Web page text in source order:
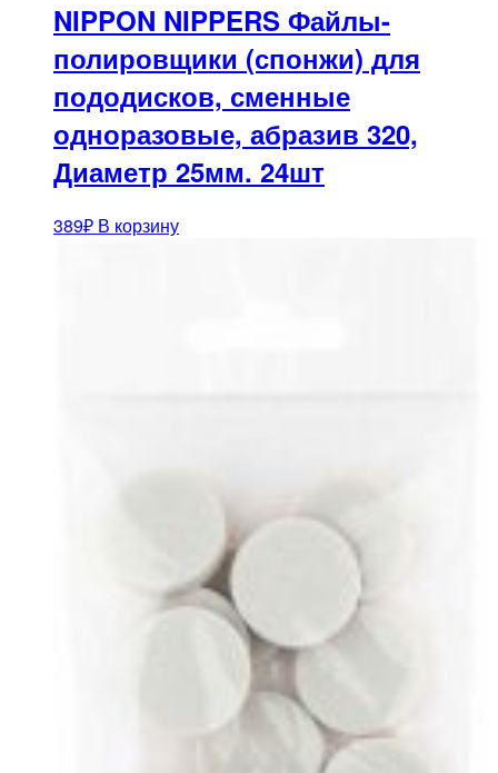
NIPPON NIPPERS Файлы-
полировщики (спонжи) для
пододисков, сменные
одноразовые, абразив 320,
Диаметр 25мм. 24шт
389₽ В корзину